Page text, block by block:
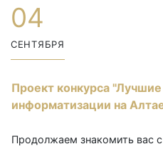
04
СЕНТЯБРЯ
Проект конкурса
информатизации на
Продолжаем знакомить вас